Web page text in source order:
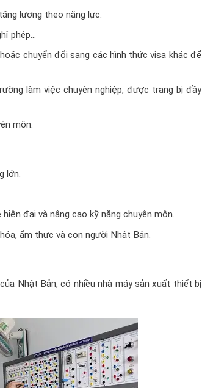
lương theo năng lực.
phép…
chuyển đổi sang các hình thức visa khác để
làm việc chuyên nghiệp, được trang bị đầy
môn.
lớn.
đại và nâng cao kỹ năng chuyên môn.
ẩm thực và con người Nhật Bản.
Nhật Bản, có nhiều nhà máy sản xuất thiết bị